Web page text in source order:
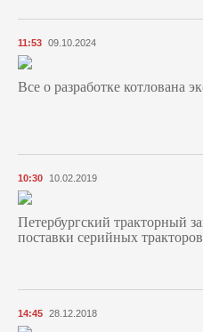
11:53 09.10.2024
Все о разработке котлована
10:30 10.02.2019
Петербургский тракторный
поставки серийных
14:45 28.12.2018